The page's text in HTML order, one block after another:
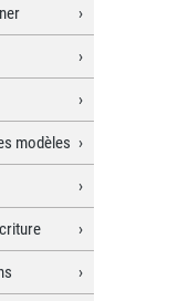
modèles